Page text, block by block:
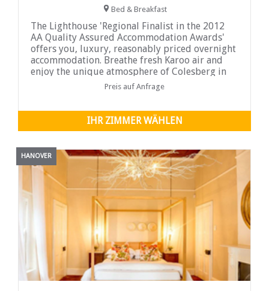
Bed & Breakfast
The Lighthouse 'Regional Finalist in the 2012
AA Quality Assured Accommodation Awards'
offers you, luxury, reasonably priced overnight
accommodation. Breathe fresh Karoo air and
enjoy the unique atmosphere of Colesberg in
the Northern Cape, South Africa ...
Preis auf Anfrage
IHR ZIMMER WÄHLEN
HANOVER